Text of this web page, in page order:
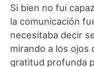
Si bien no fui
la comunicación
necesitaba decir
mirando a los ojos
gratitud profunda